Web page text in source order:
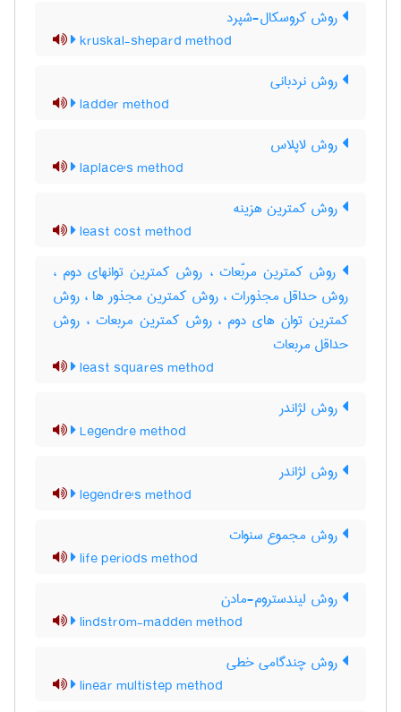
روش کروسکال-شپرد
kruskal-shepard method
روش نردبانی
ladder method
روش لاپلاس
laplace's method
روش کمترین هزینه
least cost method
روش کمترین مربّعات ، روش کمترین توانهای دوم ،
روش حداقل مجذورات ، روش کمترین مجذور ها ، روش
کمترین توان های دوم ، روش کمترین مربعات ، روش
حداقل مربعات
least squares method
روش لژاندر
Legendre method
روش لژاندر
legendre's method
روش مجموع سنوات
life periods method
روش لیندستروم-مادن
lindstrom-madden method
روش چندگامی خطی
linear multistep method